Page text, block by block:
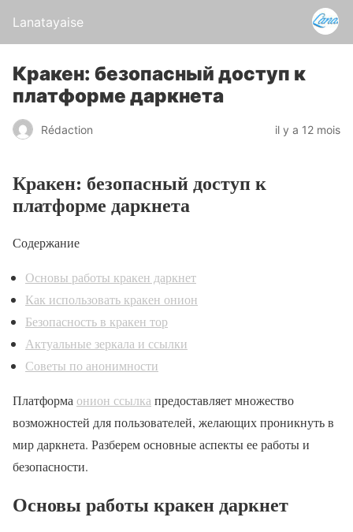
Lanatayaise
Кракен: безопасный доступ к
платформе даркнета
Rédaction il y a 12 mois
Кракен: безопасный доступ к
платформе даркнета
Содержание
Основы работы кракен даркнет
Как использовать кракен онион
Безопасность в кракен тор
Актуальные зеркала и ссылки
Советы по анонимности
Платформа онион ссылка предоставляет множество
возможностей для пользователей, желающих проникнуть в
мир даркнета. Разберем основные аспекты ее работы и
безопасности.
Основы работы кракен даркнет